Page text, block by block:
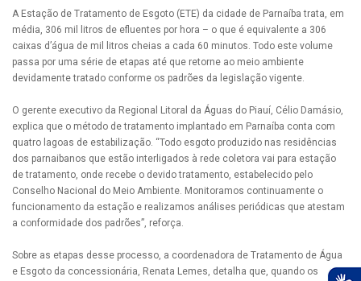
A Estação de Tratamento de Esgoto (ETE) da cidade de Parnaíba trata, em
média, 306 mil litros de efluentes por hora – o que é equivalente a 306
caixas d’água de mil litros cheias a cada 60 minutos. Todo este volume
passa por uma série de etapas até que retorne ao meio ambiente
devidamente tratado conforme os padrões da legislação vigente.
O gerente executivo da Regional Litoral da Águas do Piauí, Célio Damásio,
explica que o método de tratamento implantado em Parnaíba conta com
quatro lagoas de estabilização. “Todo esgoto produzido nas residências
dos parnaibanos que estão interligados à rede coletora vai para estação
de tratamento, onde recebe o devido tratamento, estabelecido pelo
Conselho Nacional do Meio Ambiente. Monitoramos continuamente o
funcionamento da estação e realizamos análises periódicas que atestam
a conformidade dos padrões”, reforça.
Sobre as etapas desse processo, a coordenadora de Tratamento de Água
e Esgoto da concessionária, Renata Lemes, detalha que, quando os